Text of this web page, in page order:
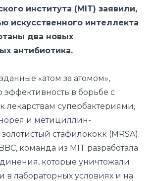
института (MIT) заявили,
искусственного интеллекта
два новых
антибиотика.
«атом за атомом»,
эффективность в борьбе с
лекарствам супербактериями,
и метициллин-
стафилококк (MRSA).
команда из MIT разработала
которые уничтожали
в лабораторных условиях и на